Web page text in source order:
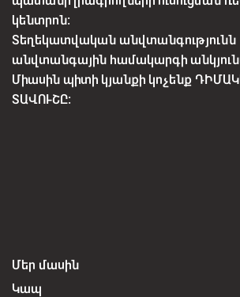
կենտրոն:
Տեղեկատվական անվտանգությունն
անվտանգային համակարգի
Միասին պիտի կյանքի կոչենք
ՏԱՎՈՒՇԸ:
Մեր մասին
Կապ